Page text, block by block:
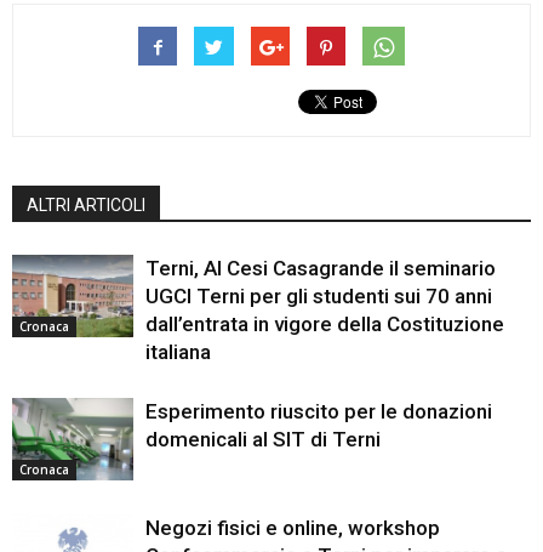
ALTRI ARTICOLI
Cronaca
Terni, Al Cesi Casagrande il seminario
UGCI Terni per gli studenti sui 70 anni
dall’entrata in vigore della Costituzione
italiana
Cronaca
Esperimento riuscito per le donazioni
domenicali al SIT di Terni
Negozi fisici e online, workshop